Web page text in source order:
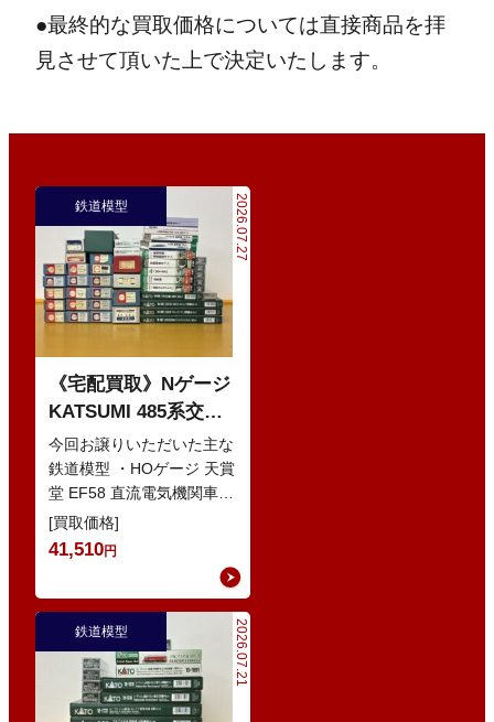
●最終的な買取価格については直接商品を拝
見させて頂いた上で決定いたします。
2026.07.27
鉄道模型
《宅配買取》Nゲージ
KATSUMI 485系交直
流特急型電車 などの
鉄道模型
今回お譲りいただいた主な
鉄道模型 ・HOゲージ 天賞
堂 EF58 直流電気機関車
・Nゲージ KATO 10-386
285系0番…
[買取価格]
41,510円
2026.07.21
鉄道模型